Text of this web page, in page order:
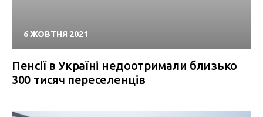
6 ЖОВТНЯ 2021
Пенсії в Україні недоотримали близько
300 тисяч переселенців